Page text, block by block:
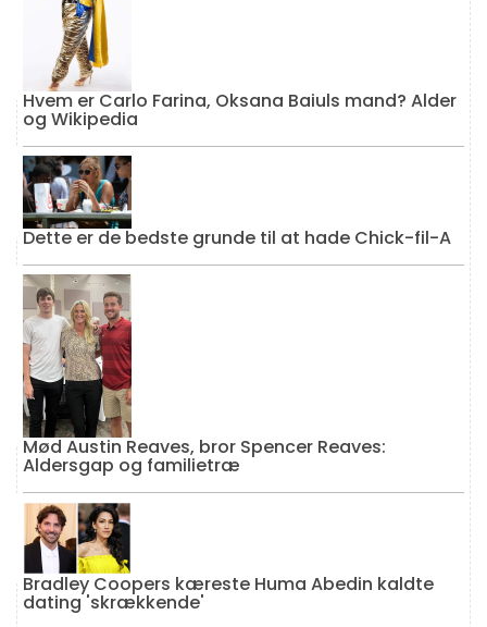
Hvem er Carlo Farina, Oksana Baiuls mand? Alder
og Wikipedia
Dette er de bedste grunde til at hade Chick-fil-A
Mød Austin Reaves, bror Spencer Reaves:
Aldersgap og familietræ
Bradley Coopers kæreste Huma Abedin kaldte
dating 'skrækkende'